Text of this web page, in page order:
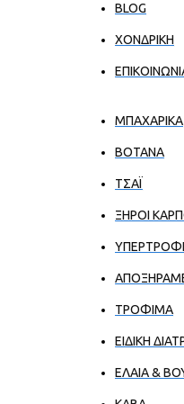
BLOG
ΧΟΝΔΡΙΚΉ
ΜΠΑΧΑΡΙΚΑ
ΒΟΤΑΝΑ
ΤΣΑΪ
ΞΗΡΟΙ
ΤΡΟΦΙΜΑ
ΕΙΔΙΚΗ
ΕΛΑΙΑ &